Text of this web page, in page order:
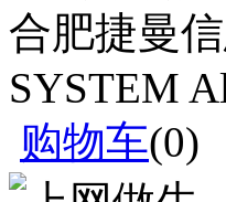
合肥捷曼
SYSTEM
购物车(0)